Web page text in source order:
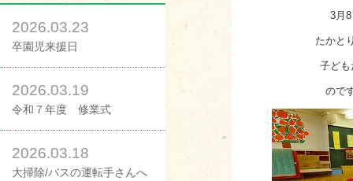
2026.03.23
卒園児来援日
2026.03.19
令和７年度 修業式
2026.03.18
大掃除/バスの運転手さんへ
3月
たかと
子ども
ので